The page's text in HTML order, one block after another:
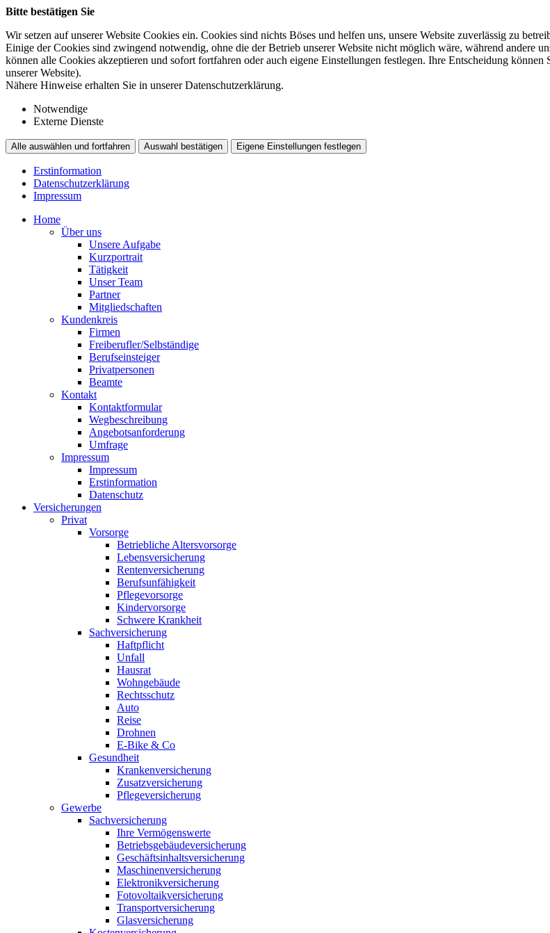
Bitte bestätigen Sie
Wir setzen auf unserer Website Cookies ein. Cookies sind nichts Böses und helfen uns, unsere Website zuverlässig zu
Einige der Cookies sind zwingend notwendig, ohne die der Betrieb unserer Website nicht möglich wäre, während andere
können alle Cookies akzeptieren und sofort fortfahren oder auch eigene Einstellungen festlegen. Ihre Entscheidung
unserer Website).
Nähere Hinweise erhalten Sie in unserer Datenschutzerklärung.
Notwendige
Externe Dienste
Alle auswählen und fortfahren Auswahl bestätigen Eigene Einstellungen festlegen
Erstinformation
Datenschutzerklärung
Impressum
Home
Über uns
Unsere Aufgabe
Kurzportrait
Tätigkeit
Unser Team
Partner
Mitgliedschaften
Kundenkreis
Firmen
Freiberufler/Selbständige
Berufseinsteiger
Privatpersonen
Beamte
Kontakt
Kontaktformular
Wegbeschreibung
Angebotsanforderung
Umfrage
Impressum
Impressum
Erstinformation
Datenschutz
Versicherungen
Privat
Vorsorge
Betriebliche Altersvorsorge
Lebensversicherung
Rentenversicherung
Berufsunfähigkeit
Pflegevorsorge
Kindervorsorge
Schwere Krankheit
Sachversicherung
Haftpflicht
Unfall
Hausrat
Wohngebäude
Rechtsschutz
Auto
Reise
Drohnen
E-Bike & Co
Gesundheit
Krankenversicherung
Zusatzversicherung
Pflegeversicherung
Gewerbe
Sachversicherung
Ihre Vermögenswerte
Betriebsgebäudeversicherung
Geschäftsinhaltsversicherung
Maschinenversicherung
Elektronikversicherung
Fotovoltaikversicherung
Transportversicherung
Glasversicherung